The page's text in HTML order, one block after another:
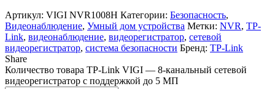
Артикул: VIGI NVR1008H Категории: Безопасность,
Видеонаблюдение, Умный дом устройства Метки: NVR, TP-
Link, видеонаблюдение, видеорегистратор, сетевой
видеорегистратор, система безопасности Бренд: TP-Link
Share
Количество товара TP-Link VIGI — 8-канальный сетевой
видеорегистратор с поддержкой до 5 МП